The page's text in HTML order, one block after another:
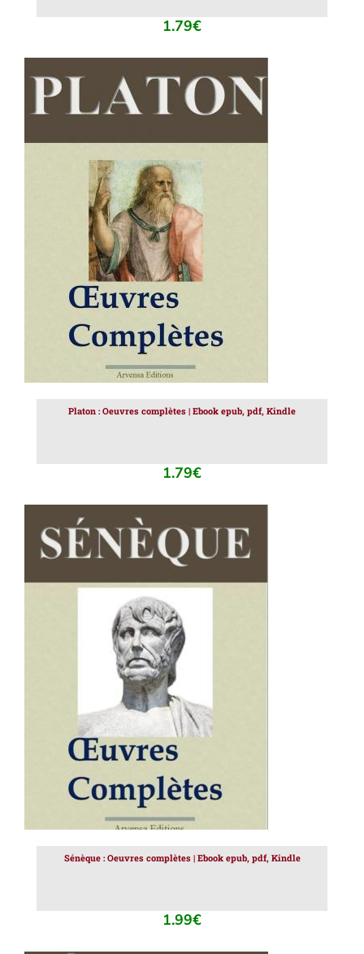
1.79€
AJOUTER AU PANIER / DÉTAILS
Platon : Oeuvres complètes | Ebook epub, pdf, Kindle
1.79€
AJOUTER AU PANIER
Sénèque : Oeuvres complètes | Ebook epub, pdf, Kindle
1.99€